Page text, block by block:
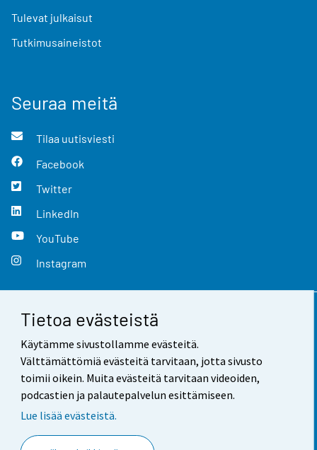
Tietoa evästeistä
Käytämme sivustollamme evästeitä.
Välttämättömiä evästeitä tarvitaan, jotta sivusto
toimii oikein. Muita evästeitä tarvitaan videoiden,
podcastien ja palautepalvelun esittämiseen.
Lue lisää evästeistä.
Tulevat julkaisut
Tutkimusaineistot
Seuraa meitä
Tilaa uutisviesti
Facebook
Twitter
LinkedIn
YouTube
Instagram
Yhteystiedot
Palaute
Käyttöehdot
Saavutettavuus